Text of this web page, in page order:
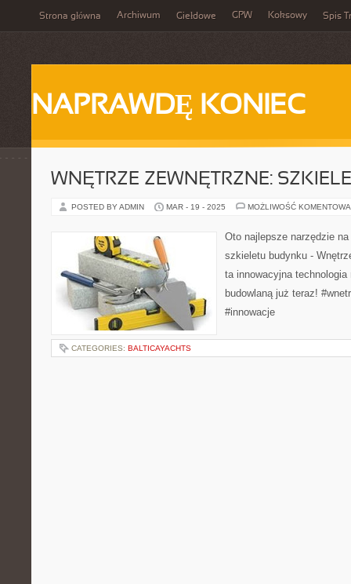
Strona główna Archiwum Giełdowe GPW Koksowy Spis
NAPRAWDĘ KONIEC
WNĘTRZE ZEWNĘTRZNE:
POSTED BY ADMIN MAR - 19 - 2025 MOŻLIWOŚĆ
Oto najlepsze narzędzie
szkieletu budynku -
ta innowacyjna
budowlaną już teraz!
#innowacje
CATEGORIES: BALTICAYACHTS